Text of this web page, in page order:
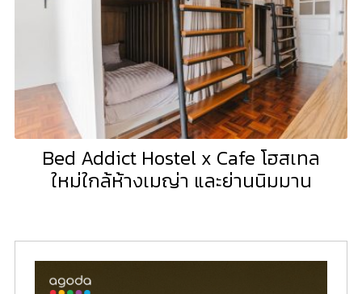
Bed Addict Hostel x Cafe โฮสเทล
ใหม่ใกล้ห้างเมญ่า และย่านนิมมาน